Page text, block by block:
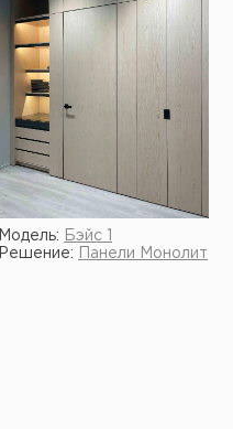
Модель:
Бэйс 1
Решение:
Панели Монолит